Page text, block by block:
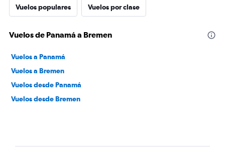
Vuelos populares Vuelos por clase
Vuelos de Panamá a Bremen
Vuelos a Panamá
Vuelos a Bremen
Vuelos desde Panamá
Vuelos desde Bremen